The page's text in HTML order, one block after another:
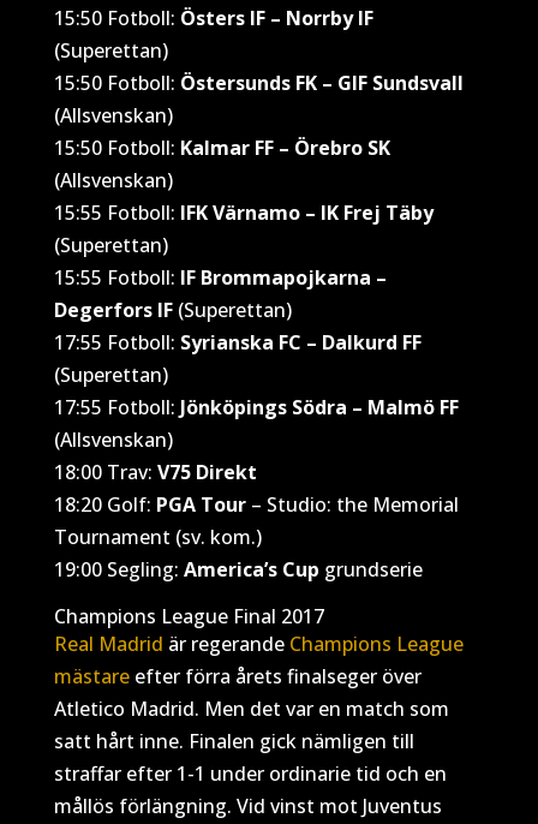
15:50 Fotboll: Östers IF – Norrby IF
(Superettan)
15:50 Fotboll: Östersunds FK – GIF Sundsvall
(Allsvenskan)
15:50 Fotboll: Kalmar FF – Örebro SK
(Allsvenskan)
15:55 Fotboll: IFK Värnamo – IK Frej Täby
(Superettan)
15:55 Fotboll: IF Brommapojkarna –
Degerfors IF(Superettan)
17:55 Fotboll: Syrianska FC – Dalkurd FF
(Superettan)
17:55 Fotboll: Jönköpings Södra – Malmö FF
(Allsvenskan)
18:00 Trav: V75 Direkt
18:20 Golf: PGA Tour– Studio: the Memorial
Tournament (sv. kom.)
19:00 Segling: America’s Cup grundserie
Champions League Final 2017
Real Madrid är regerande Champions League
mästareefter förra årets finalseger över
Atletico Madrid. Men det var en match som
satt hårt inne. Finalen gick nämligen till
straffar efter 1-1 under ordinarie tid och en
mållös förlängning. Vid vinst mot Juventus